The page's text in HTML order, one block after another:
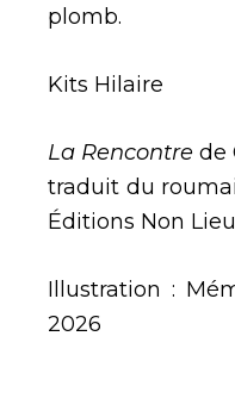
plomb.
Kits Hilaire
La Rencontre de
traduit du
Éditions Non
Illustration :
2026